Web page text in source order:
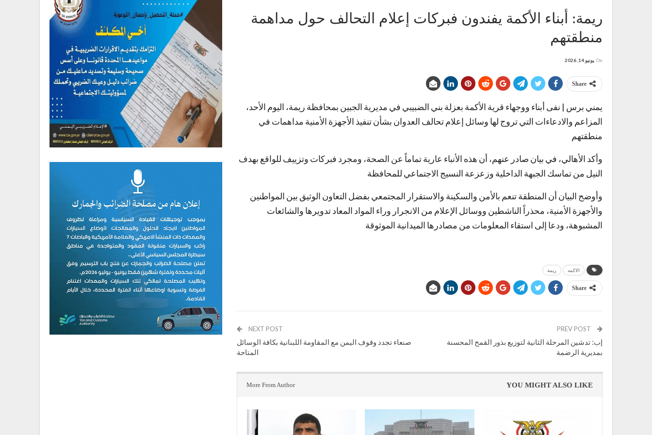
ريمة: أبناء الأكمة يفندون فبركات إعلام التحالف حول مداهمة
منطقتهم
On يونيو 14, 2026
Share
يمني برس | نفى أبناء ووجهاء قرية الأكمة بعزلة بني الضبيبي في مديرية الجبين بمحافظة ريمة، اليوم الأحد،
المزاعم والادعاءات التي تروج لها وسائل إعلام تحالف العدوان بشأن تنفيذ الأجهزة الأمنية مداهمات في
منطقتهم
وأكد الأهالي، في بيان صادر عنهم، أن هذه الأنباء عارية تماماً عن الصحة، ومجرد فبركات وتزييف للواقع بهدف
النيل من تماسك الجبهة الداخلية وزعزعة النسيج الاجتماعي للمحافظة
وأوضح البيان أن المنطقة تنعم بالأمن والسكينة والاستقرار المجتمعي بفضل التعاون الوثيق بين المواطنين
والأجهزة الأمنية، محذراً الناشطين ووسائل الإعلام من الانجرار وراء المواد المعاد تدويرها والشائعات
المشبوهة، ودعا إلى استقاء المعلومات من مصادرها الميدانية الموثوقة
الاكمه ريمة
Share
إب: تدشين المرحلة الثانية لتوزيع بذور القمح المحسنة
بمديرية الرضمة
NEXT POST
صنعاء تجدد وقوف اليمن مع المقاومة اللبنانية بكافة الوسائل
المتاحة
YOU MIGHT ALSO LIKE
More From Author